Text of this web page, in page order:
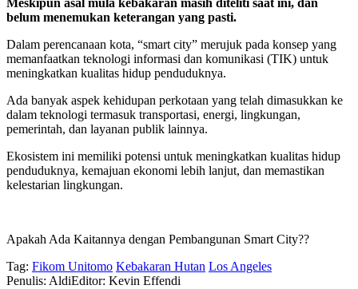
Meskipun asal mula kebakaran masih diteliti saat ini, dan
belum menemukan keterangan yang pasti.
Dalam perencanaan kota, “smart city” merujuk pada konsep yang
memanfaatkan teknologi informasi dan komunikasi (TIK) untuk
meningkatkan kualitas hidup penduduknya.
Ada banyak aspek kehidupan perkotaan yang telah dimasukkan ke
dalam teknologi termasuk transportasi, energi, lingkungan,
pemerintah, dan layanan publik lainnya.
Ekosistem ini memiliki potensi untuk meningkatkan kualitas hidup
penduduknya, kemajuan ekonomi lebih lanjut, dan memastikan
kelestarian lingkungan.
Apakah Ada Kaitannya dengan Pembangunan Smart City??
Tag: Fikom Unitomo Kebakaran Hutan Los Angeles
Penulis: AldiEditor: Kevin Effendi